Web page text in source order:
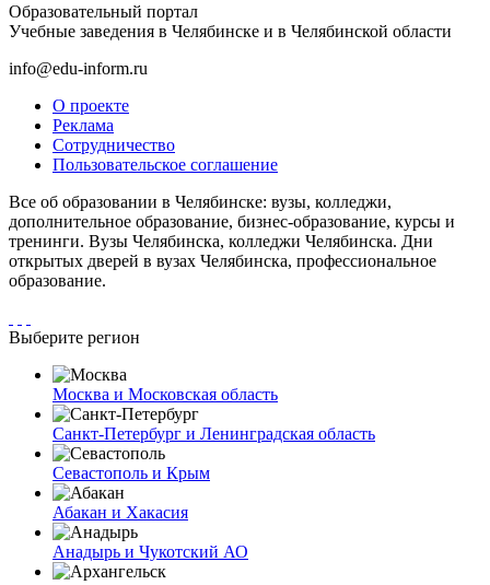
Образовательный портал
Учебные заведения в Челябинске и в Челябинской области
info@edu-inform.ru
О проекте
Реклама
Сотрудничество
Пользовательское соглашение
Все об образовании в Челябинске: вузы, колледжи,
дополнительное образование, бизнес-образование, курсы и
тренинги. Вузы Челябинска, колледжи Челябинска. Дни
открытых дверей в вузах Челябинска, профессиональное
образование.
Выберите регион
Москва и Московская область
Санкт-Петербург и Ленинградская область
Севастополь и Крым
Абакан и Хакасия
Анадырь и Чукотский АО